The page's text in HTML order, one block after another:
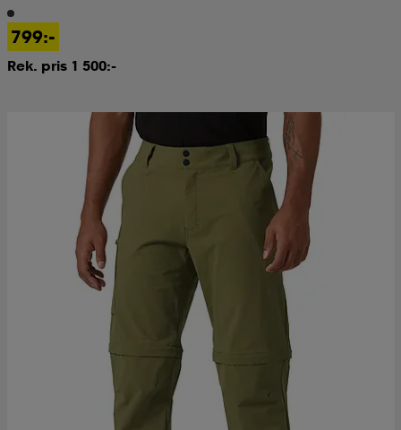
799:-
Rek. pris 1 500:-